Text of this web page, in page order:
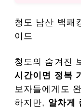
청도 남산 백패
이드
청도의 숨겨진
시간이면 정복
보자들에게도
하지만, 알차게